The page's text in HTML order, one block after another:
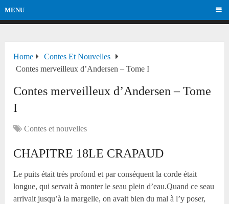
MENU
Home
Contes Et Nouvelles
Contes merveilleux d’Andersen – Tome I
Contes merveilleux d’Andersen – Tome
I
Contes et nouvelles
CHAPITRE 18LE CRAPAUD
Le puits était très profond et par conséquent la corde était
longue, qui servait à monter le seau plein d’eau.Quand ce seau
arrivait jusqu’à la margelle, on avait bien du mal à l’y poser,